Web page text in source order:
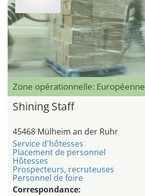
Zone opérationnelle: Européenne
Shining Staff
45468 Mülheim an der Ruhr
Service d'hôtesses
Placement de personnel
Hôtesses
Prospecteurs, recruteuses
Personnel de foire
Correspondance: